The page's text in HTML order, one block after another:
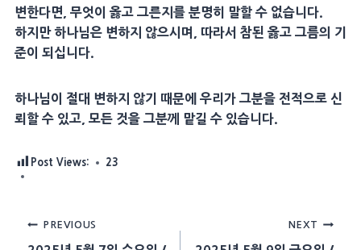
변한다면, 무엇이 옳고 그른지를 분명히 말할 수 없습니다.
하지만 하나님은 변하지 않으시며, 따라서 참된 옳고 그름의 기
준이 되십니다.
하나님이 절대 변하지 않기 때문에 우리가 그분을 전적으로 신
뢰할 수 있고, 모든 것을 그분께 맡길 수 있습니다.
Post Views: 23
Post
PREVIOUS NEXT